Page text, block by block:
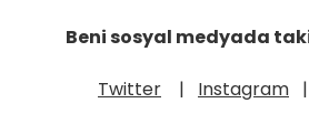
Beni sosyal medyada
Twitter | Instagram |